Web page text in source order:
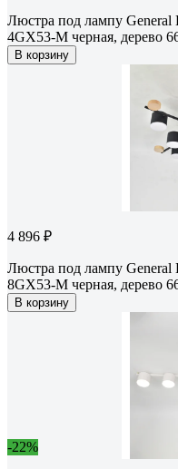
Люстра под лампу
4GX53-M черная, дерево
В корзину
4 896 ₽
Люстра под лампу
8GX53-M черная, дерево
В корзину
-22%